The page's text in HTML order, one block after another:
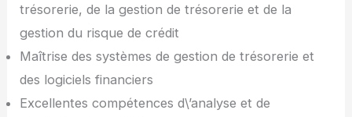
trésorerie, de la gestion de trésorerie et de la
gestion du risque de crédit
Maîtrise des systèmes de gestion de trésorerie et
des logiciels financiers
Excellentes compétences d\’analyse et de